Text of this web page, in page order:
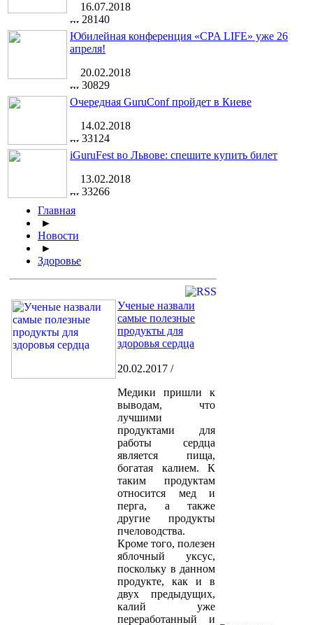
16.07.2018
28140
Юбилейная конференция «CPA LIFE» уже 26
апреля!
20.02.2018
30829
Очередная GuruConf пройдет в Киеве
14.02.2018
33124
iGuruFest во Львове: спешите купить билет
13.02.2018
33266
Главная
►
Новости
►
Здоровье
Ученые назвали
самые полезные
продукты для
здоровья сердца
20.02.2017 /
Медики пришли к
выводам, что
лучшими
продуктами для
работы сердца
является пища,
богатая калием. К
таким продуктам
относится мед и
перга, а также
другие продукты
пчеловодства.
Кроме того, полезен
яблочный уксус,
поскольку в данном
продукте, как и в
двух предыдущих,
калий уже
переработанный и